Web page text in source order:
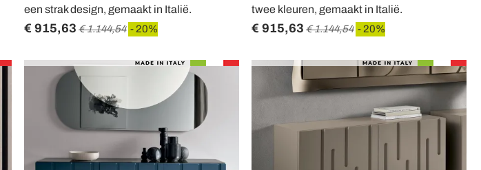
een strak design, gemaakt in Italië.
€ 915,63 € 1.144,54 - 20%
twee kleuren, gemaakt in Italië.
€ 915,63 € 1.144,54 - 20%